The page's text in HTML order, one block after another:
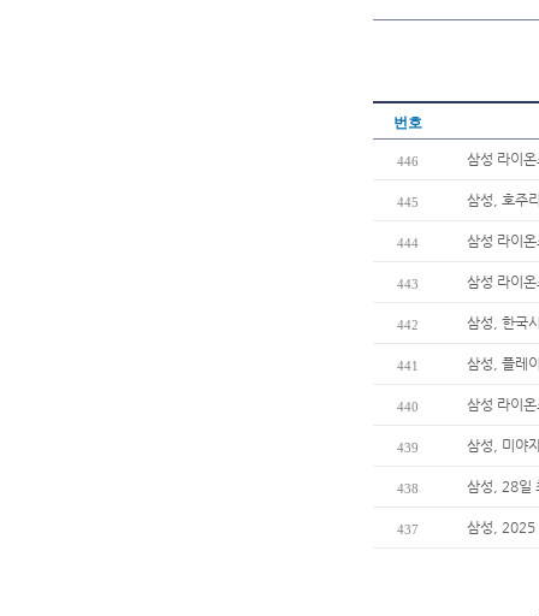
번호
446 삼성 라이
445 삼성, 호주
444 삼성 라이
443 삼성 라이
442 삼성, 한국
441 삼성, 플레
440 삼성 라이
439 삼성, 미야
438 삼성, 28일
437 삼성, 2025